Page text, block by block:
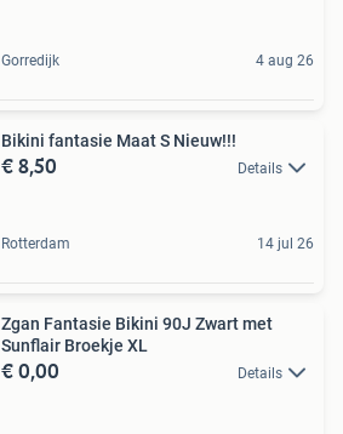
Gorredijk 4 aug 26
Bikini fantasie Maat S Nieuw!!!
€ 8,50 Details
Rotterdam 14 jul 26
Zgan Fantasie Bikini 90J Zwart met
Sunflair Broekje XL
€ 0,00 Details